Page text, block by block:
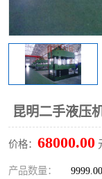
昆明二手液压
价格： 68000.00
产品数量：